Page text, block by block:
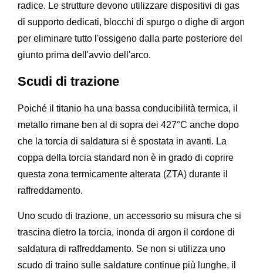
radice. Le strutture devono utilizzare dispositivi di gas
di supporto dedicati, blocchi di spurgo o dighe di argon
per eliminare tutto l'ossigeno dalla parte posteriore del
giunto prima dell'avvio dell'arco.
Scudi di trazione
Poiché il titanio ha una bassa conducibilità termica, il
metallo rimane ben al di sopra dei 427°C anche dopo
che la torcia di saldatura si è spostata in avanti. La
coppa della torcia standard non è in grado di coprire
questa zona termicamente alterata (ZTA) durante il
raffreddamento.
Uno scudo di trazione, un accessorio su misura che si
trascina dietro la torcia, inonda di argon il cordone di
saldatura di raffreddamento. Se non si utilizza uno
scudo di traino sulle saldature continue più lunghe, il